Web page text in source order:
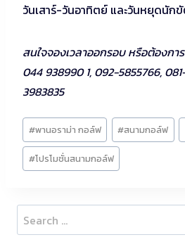
วันเสาร์-วันอาทิตย์ และวันหยุดนัก
สนใจจองเวลาออกรอบ หรือต้องก
044 938990 1, 092-5855766,
3983835
Post
Tags:
#พานอราม่า กอล์ฟ #สนามกอล์ฟ
#โปรโมชั่นสนามกอล์ฟ
Search
for: